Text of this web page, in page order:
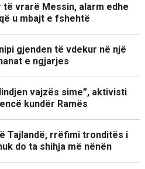
të vrarë Messin, alarm edhe
u mbajt e fshehtë
gjenden të vdekur në një
e ngjarjes
vajzës sime”, aktivisti
kundër Ramës
Tajlandë, rrëfimi tronditës i
do ta shihja më nënën